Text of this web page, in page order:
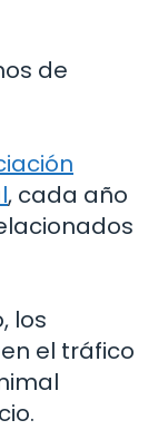
de
, cada año
los
el tráfico